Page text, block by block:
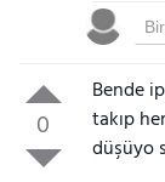
0
Bende
takıp
düşüyo